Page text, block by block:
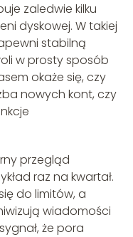
zaledwie kilku
dyskowej. W takiej
stabilną
w prosty sposób
okaże się, czy
nowych kont, czy
przegląd
raz na kwartał.
do limitów, a
wiadomości
że pora